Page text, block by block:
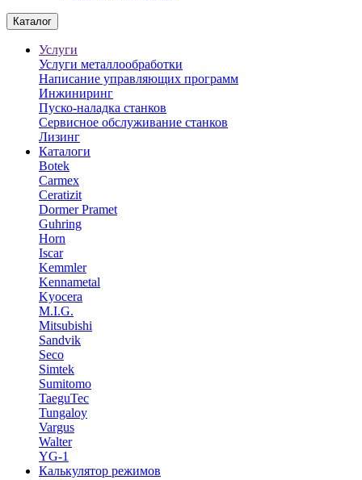
Каталог
Услуги
Услуги металлообработки
Написание управляющих программ
Инжиниринг
Пуско-наладка станков
Сервисное обслуживание станков
Лизинг
Каталоги
Botek
Carmex
Ceratizit
Dormer Pramet
Guhring
Horn
Iscar
Kemmler
Kennametal
Kyocera
M.I.G.
Mitsubishi
Sandvik
Seco
Simtek
Sumitomo
TaeguTec
Tungaloy
Vargus
Walter
YG-1
Калькулятор режимов